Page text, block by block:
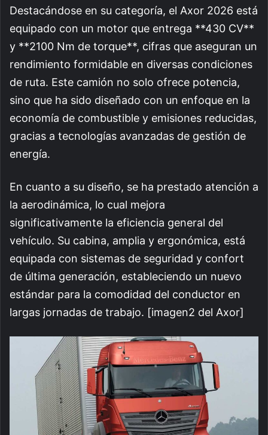
Destacándose en su categoría, el Axor 2026 está
equipado con un motor que entrega **430 CV**
y **2100 Nm de torque**, cifras que aseguran un
rendimiento formidable en diversas condiciones
de ruta. Este camión no solo ofrece potencia,
sino que ha sido diseñado con un enfoque en la
economía de combustible y emisiones reducidas,
gracias a tecnologías avanzadas de gestión de
energía.
En cuanto a su diseño, se ha prestado atención a
la aerodinámica, lo cual mejora
significativamente la eficiencia general del
vehículo. Su cabina, amplia y ergonómica, está
equipada con sistemas de seguridad y confort
de última generación, estableciendo un nuevo
estándar para la comodidad del conductor en
largas jornadas de trabajo. [imagen2 del Axor]